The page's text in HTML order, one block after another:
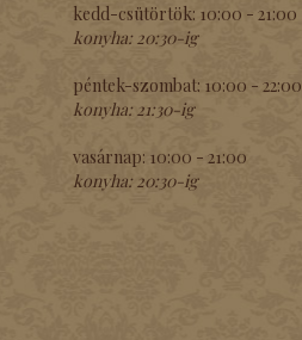
kedd-csütörtök: 10:00 - 21:00
konyha:20:30-ig
péntek-szombat: 10:00 - 22:00
konyha:21:30-ig
vasárnap: 10:00 - 21:00
konyha: 20:30-ig